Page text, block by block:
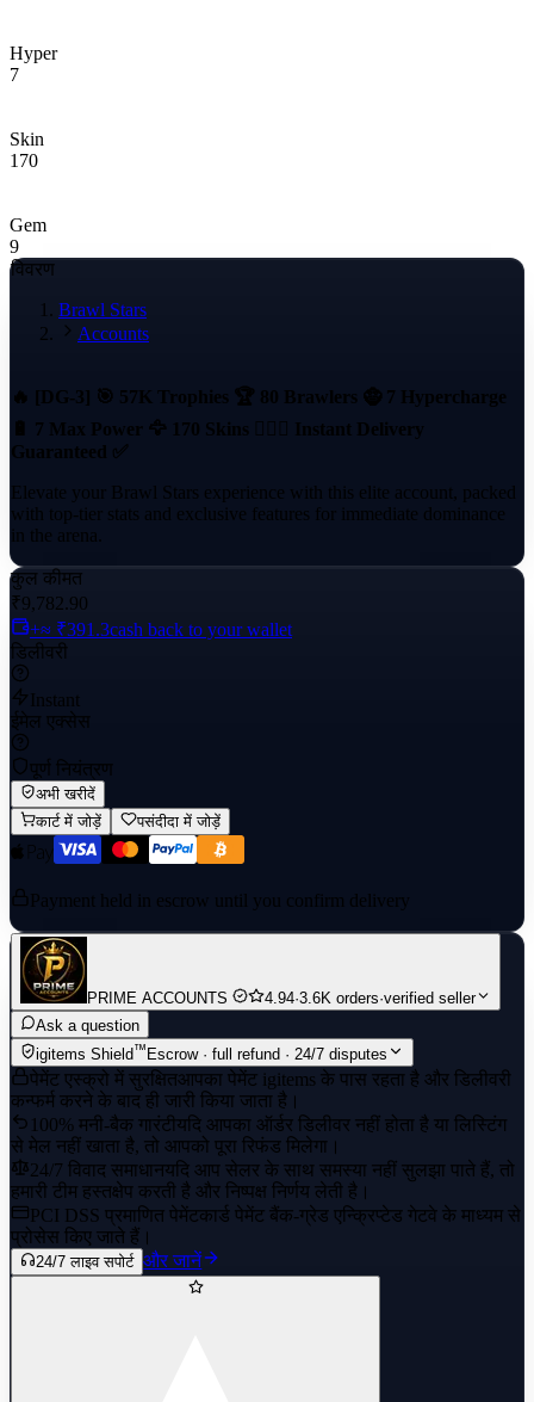
Hyper
7
Skin
170
Gem
9
विवरण
Brawl Stars
Accounts
🔥 [DG-3] 🎯 57K Trophies 🏆 80 Brawlers 🧌 7 Hypercharge
🔋 7 Max Power 🦅 170 Skins 🦹🏻‍♀️ Instant Delivery
Guaranteed ✅
Elevate your Brawl Stars experience with this elite account, packed
with top-tier stats and exclusive features for immediate dominance
in the arena.
कुल कीमत
₹9,782.90
+≈ ₹391.3cash back to your wallet
डिलीवरी
Instant
ईमेल एक्सेस
पूर्ण नियंत्रण
अभी खरीदें
कार्ट में जोड़ें
पसंदीदा में जोड़ें
Payment held in escrow until you confirm delivery
PRIME ACCOUNTS 4.94·3.6K orders·verified seller
Ask a question
igitems Shield™ Escrow · full refund · 24/7 disputes
पेमेंट एस्क्रो में सुरक्षितआपका पेमेंट igitems के पास रहता है और डिलीवरी
कन्फर्म करने के बाद ही जारी किया जाता है।
100% मनी-बैक गारंटीयदि आपका ऑर्डर डिलीवर नहीं होता है या लिस्टिंग
से मेल नहीं खाता है, तो आपको पूरा रिफंड मिलेगा।
24/7 विवाद समाधानयदि आप सेलर के साथ समस्या नहीं सुलझा पाते हैं, तो
हमारी टीम हस्तक्षेप करती है और निष्पक्ष निर्णय लेती है।
PCI DSS प्रमाणित पेमेंटकार्ड पेमेंट बैंक-ग्रेड एन्क्रिप्टेड गेटवे के माध्यम से
प्रोसेस किए जाते हैं।
24/7 लाइव सपोर्ट और जानें